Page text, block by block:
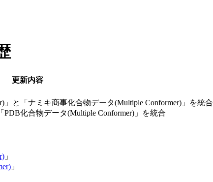
更新内容
」と「ナミキ商事化合物データ(Multiple Conformer)」を統合
PDB化合物データ(Multiple Conformer)」を統合
」
」